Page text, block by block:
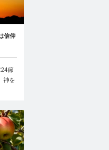
信仰
24節
神を